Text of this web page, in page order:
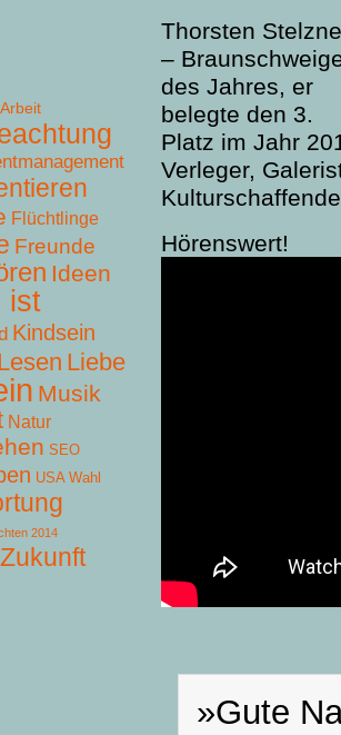
Thorsten
–
des Jahres, er
belegte den 3.
Platz im Jahr
Verleger,
Hörenswert!
»Gute
Arbeit
Flüchtlinge
Freunde
Ideen
ist
Kindsein
Liebe
Musik
Natur
SEO
USA Wahl
2014
Zukunft